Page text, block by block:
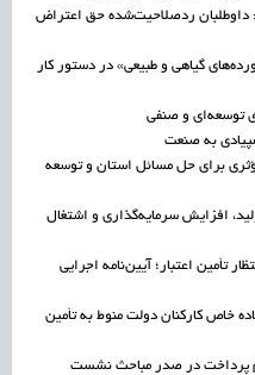
داوطلبان ردصلاحیت‌شده حق اعتراض
گیاهی و طبیعی» در دستور کار
توسعه‌ای و صنفی
به صنعت
برای حل مسائل استان و توسعه
رونق تولید، افزایش سرمایه‌گذاری و اشتغال
تأمین اعتبار؛ آیین‌نامه اجرایی
خاص کارکنان دولت منوط به تأمین
پرداخت در صدر مباحث نشست